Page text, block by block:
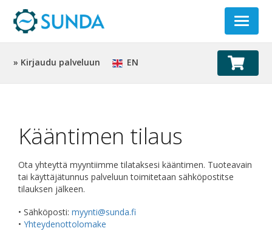
Toggle
» Kirjaudu palveluun EN
Kääntimen tilaus
Ota yhteyttä myyntiimme tilataksesi kääntimen. Tuoteavain
tai käyttäjätunnus palveluun toimitetaan sähköpostitse
tilauksen jälkeen.
• Sähköposti: myynti@sunda.fi
• Yhteydenottolomake